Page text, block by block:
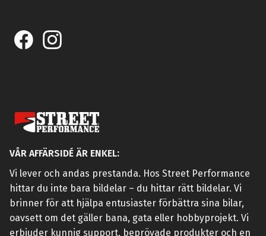
VÅR AFFÄRSIDÉ ÄR ENKEL:
Vi lever och andas prestanda. Hos Street Performance
hittar du inte bara bildelar – du hittar rätt bildelar. Vi
brinner för att hjälpa entusiaster förbättra sina bilar,
oavsett om det gäller bana, gata eller hobbyprojekt. Vi
erbjuder kunnig support, beprövade produkter och en